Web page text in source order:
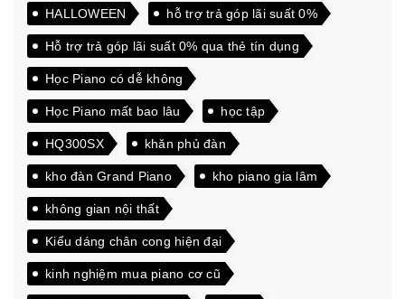
HALLOWEEN hỗ trợ trả góp lãi suất 0%
Hỗ trợ trả góp lãi suất 0% qua thẻ tín dụng
Học Piano có dễ không
Học Piano mất bao lâu học tập
HQ300SX khăn phủ đàn
kho đàn Grand Piano kho piano gia lâm
không gian nội thất
Kiểu dáng chân cong hiện đại
kinh nghiệm mua piano cơ cũ